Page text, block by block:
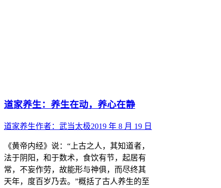
道家养生：养生在动，养心在静
道家养生作者： 武当太极2019 年 8 月 19 日
《黄帝内经》说：“上古之人，其知道者，
法于阴阳，和于数术，食饮有节，起居有
常，不妄作劳，故能形与神俱，而尽终其
天年，度百岁乃去。”概括了古人养生的至